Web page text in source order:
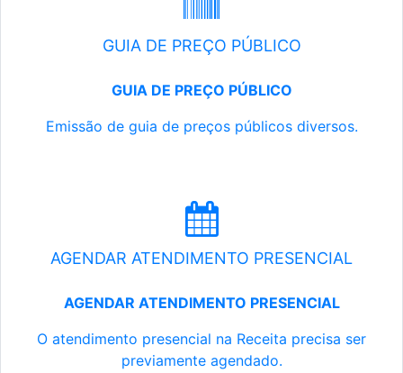
GUIA DE PREÇO PÚBLICO
GUIA DE PREÇO PÚBLICO
Emissão de guia de preços públicos diversos.
AGENDAR ATENDIMENTO PRESENCIAL
AGENDAR ATENDIMENTO PRESENCIAL
O atendimento presencial na Receita precisa ser
previamente agendado.